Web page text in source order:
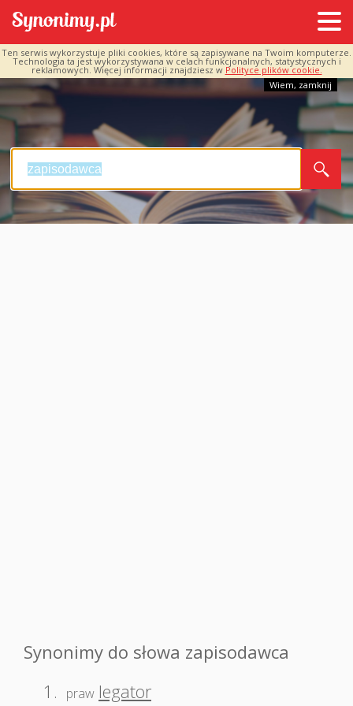
Ten serwis wykorzystuje pliki cookies, które są zapisywane na Twoim komputerze.
Technologia ta jest wykorzystywana w celach funkcjonalnych, statystycznych i
reklamowych. Więcej informacji znajdziesz w Polityce plików cookie.
Wiem, zamknij
Synonimy do słowa zapisodawca
1.
praw legator